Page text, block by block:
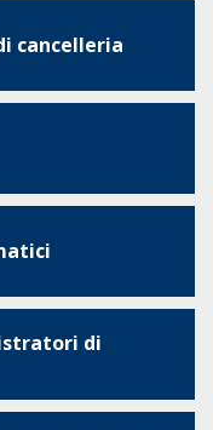
cancelleria
di